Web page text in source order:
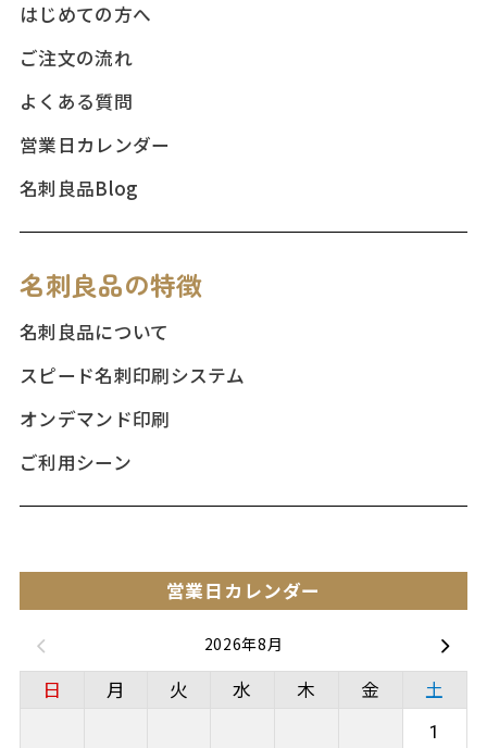
はじめての方へ
ご注文の流れ
よくある質問
営業日カレンダー
名刺良品Blog
名刺良品の特徴
名刺良品について
スピード名刺印刷システム
オンデマンド印刷
ご利用シーン
営業日カレンダー
2026年8月
日 月 火 水 木 金 土
1